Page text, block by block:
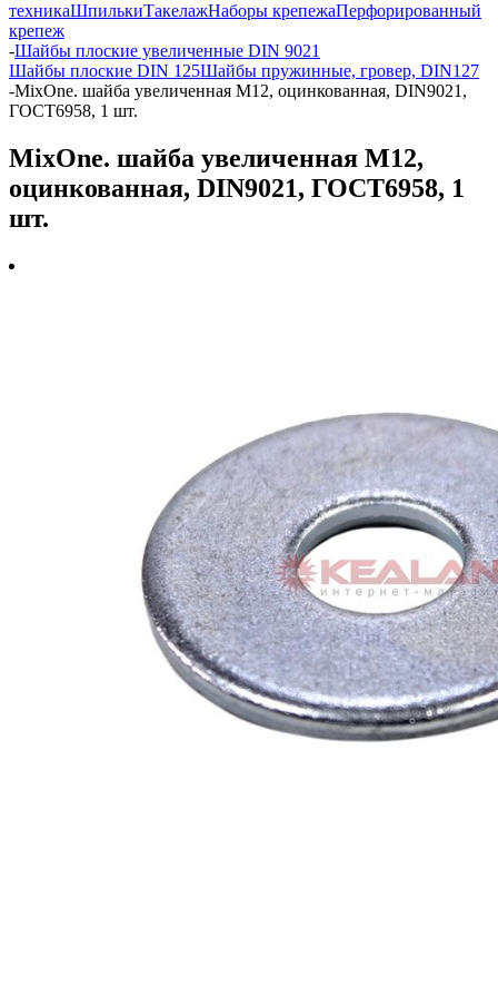
техникаШпилькиТакелажНаборы крепежаПерфорированный
крепеж
-Шайбы плоские увеличенные DIN 9021
Шайбы плоские DIN 125Шайбы пружинные, гровер, DIN127
-MixOne. шайба увеличенная М12, оцинкованная, DIN9021,
ГОСТ6958, 1 шт.
MixOne. шайба увеличенная М12,
оцинкованная, DIN9021, ГОСТ6958, 1
шт.